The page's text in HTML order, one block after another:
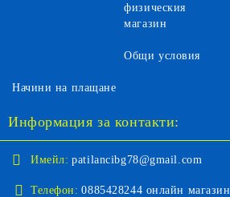
физическия
магазин
Общи условия
Начини на плащане
Информация за контакти:
Имейл: patilancibg78@gmail.com
Телефон: 0885428244 онлайн магазин